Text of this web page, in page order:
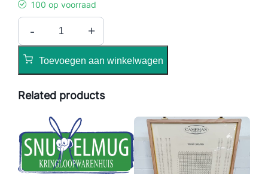
100 op voorraad
P
o
c
C
W
a
- +
Toevoegen aan winkelwagen
Related products